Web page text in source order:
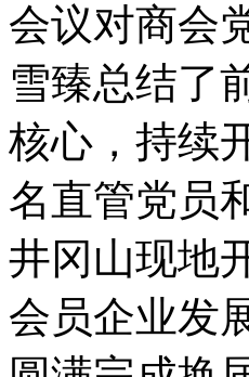
会议对商会
雪臻总结了
核心，持续
名直管党员
井冈山现地
会员企业发